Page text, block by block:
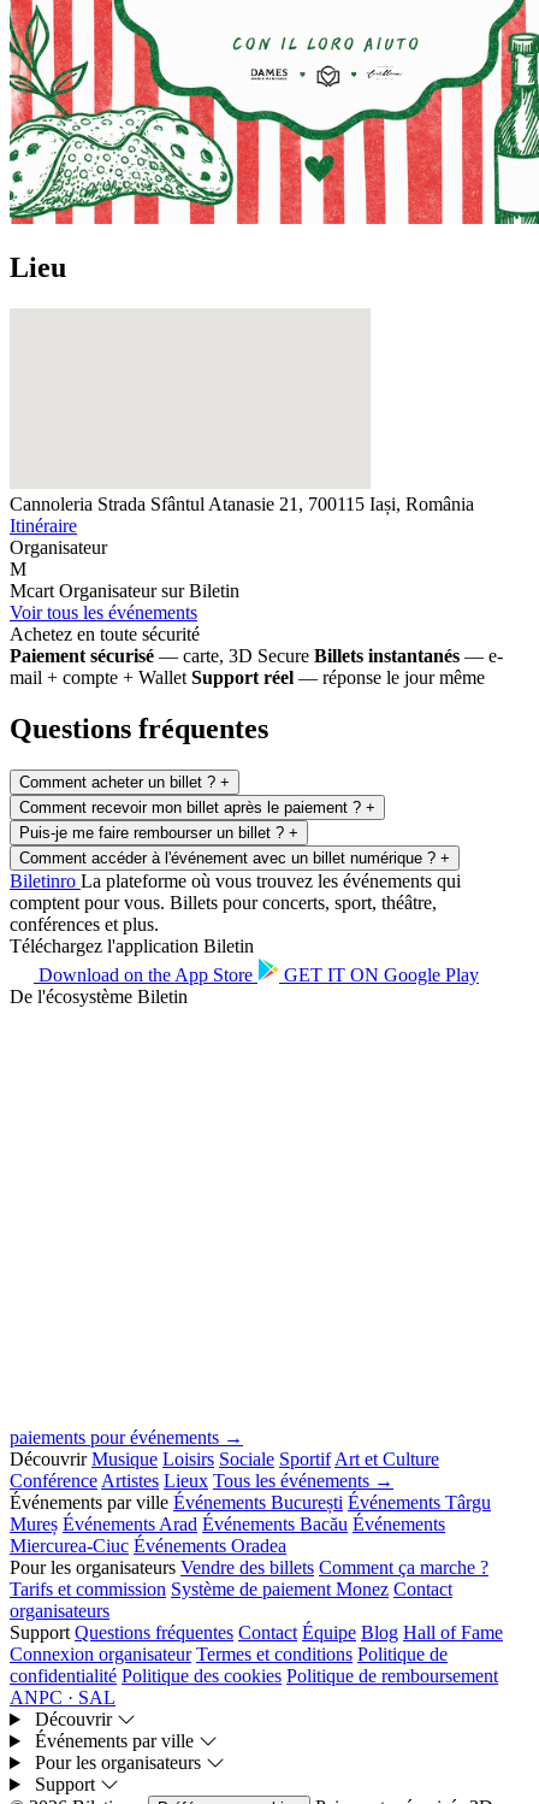
Lieu
Cannoleria Strada Sfântul Atanasie 21, 700115 Iași, România
Itinéraire
Organisateur
M
Mcart Organisateur sur Biletin
Voir tous les événements
Achetez en toute sécurité
Paiement sécurisé — carte, 3D Secure Billets instantanés — e-
mail + compte + Wallet Support réel — réponse le jour même
Questions fréquentes
Comment acheter un billet ? +
Comment recevoir mon billet après le paiement ? +
Puis-je me faire rembourser un billet ? +
Comment accéder à l'événement avec un billet numérique ? +
Biletinro La plateforme où vous trouvez les événements qui
comptent pour vous. Billets pour concerts, sport, théâtre,
conférences et plus.
Téléchargez l'application Biletin
Download on the App Store GET IT ON Google Play
De l'écosystème Biletin
paiements pour événements →
Découvrir Musique Loisirs Sociale Sportif Art et Culture
Conférence Artistes Lieux Tous les événements →
Événements par ville Événements București Événements Târgu
Mureș Événements Arad Événements Bacău Événements
Miercurea-Ciuc Événements Oradea
Pour les organisateurs Vendre des billets Comment ça marche ?
Tarifs et commission Système de paiement Monez Contact
organisateurs
Support Questions fréquentes Contact Équipe Blog Hall of Fame
Connexion organisateur Termes et conditions Politique de
confidentialité Politique des cookies Politique de remboursement
ANPC · SAL
Découvrir
Événements par ville
Pour les organisateurs
Support